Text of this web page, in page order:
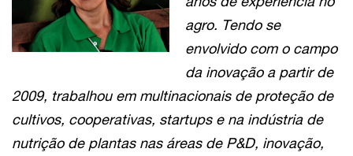
agro. Tendo se
envolvido com o campo
da inovação a partir de
2009, trabalhou em multinacionais de proteção de
cultivos, cooperativas, startups e na indústria de
nutrição de plantas nas áreas de P&D, inovação,